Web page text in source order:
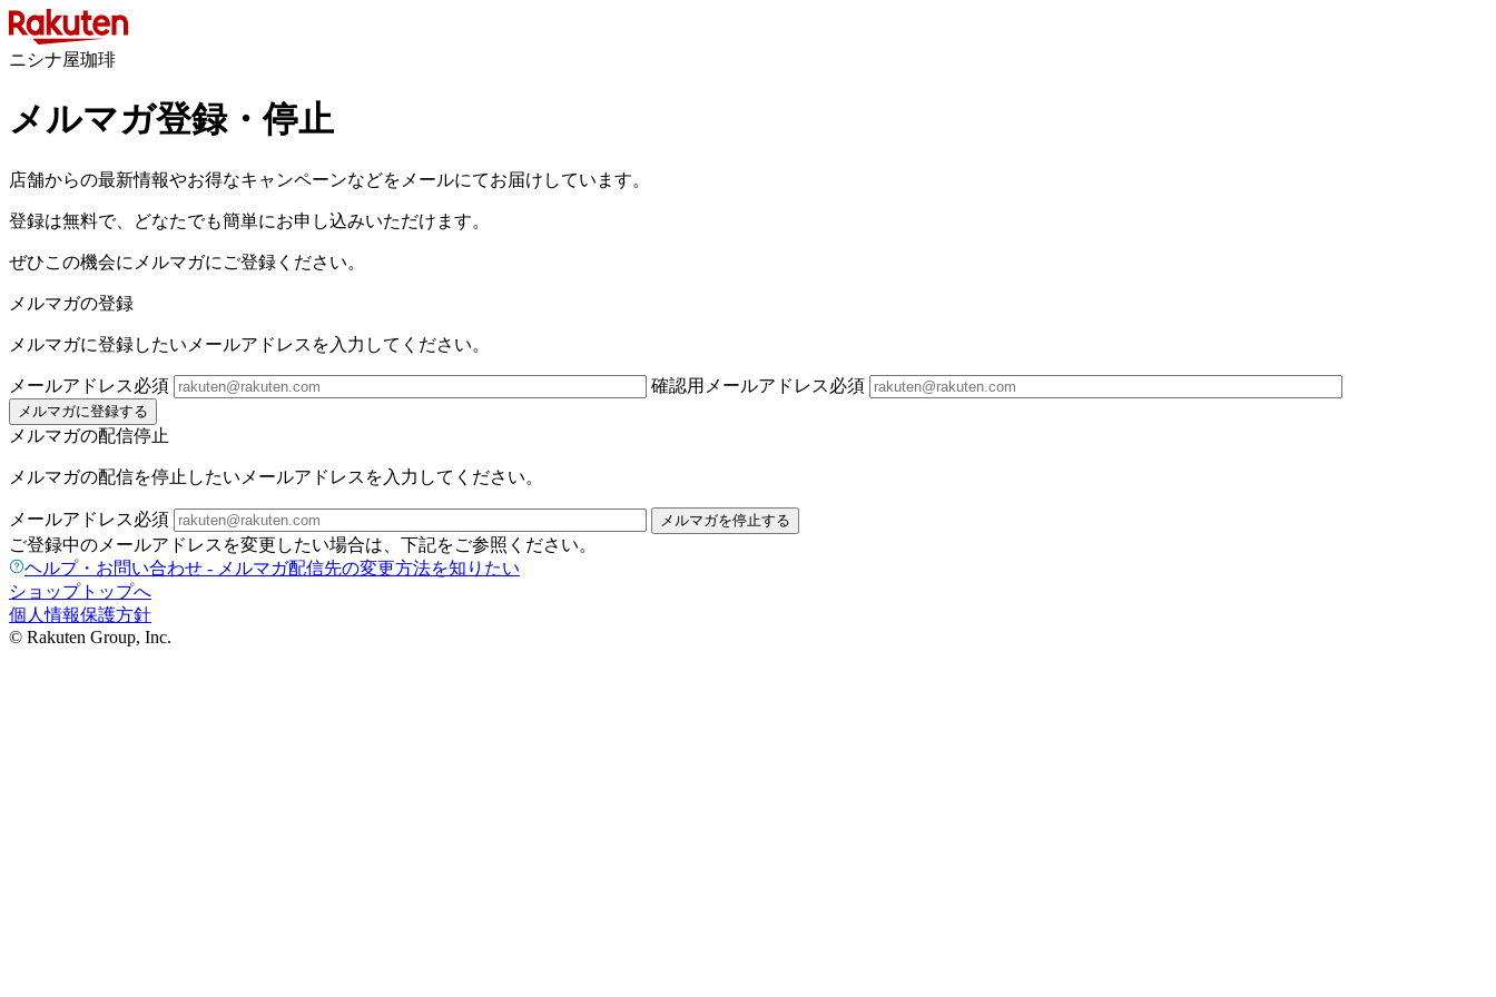
ニシナ屋珈琲
メルマガ登録・停止
店舗からの最新情報やお得なキャンペーンなどをメールにてお届けしています。
登録は無料で、どなたでも簡単にお申し込みいただけます。
ぜひこの機会にメルマガにご登録ください。
メルマガの登録
メルマガに登録したいメールアドレスを入力してください。
メールアドレス必須 確認用メールアドレス必須
メルマガに登録する
メルマガの配信停止
メルマガの配信を停止したいメールアドレスを入力してください。
メールアドレス必須 メルマガを停止する
ご登録中のメールアドレスを変更したい場合は、下記をご参照ください。
ヘルプ・お問い合わせ - メルマガ配信先の変更方法を知りたい
ショップトップへ
個人情報保護方針
© Rakuten Group, Inc.